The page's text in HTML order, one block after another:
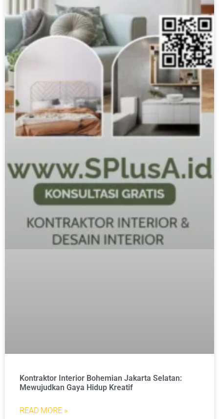
Kontraktor Interior Bohemian Jakarta Selatan:
Mewujudkan Gaya Hidup Kreatif
READ MORE »